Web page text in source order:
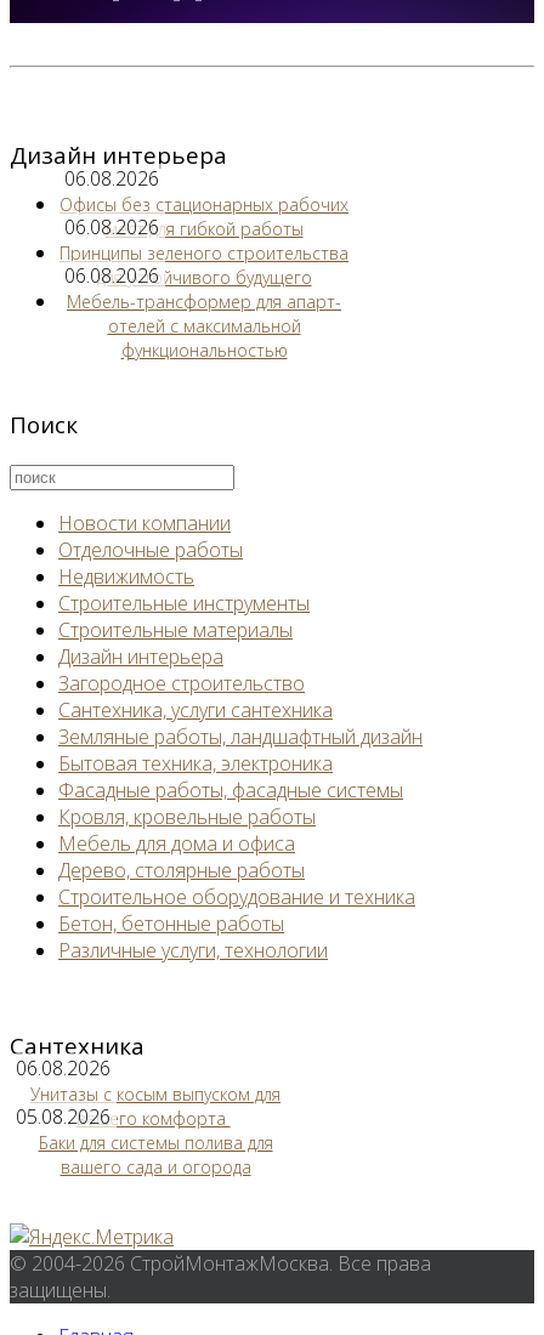
Дизайн интерьера
06.08.2026
Офисы без стационарных рабочих
мест для гибкой работы
06.08.2026
Принципы зеленого строительства
для устойчивого будущего
06.08.2026
Мебель-трансформер для апарт-
отелей с максимальной
функциональностью
Поиск
Новости компании
Отделочные работы
Недвижимость
Строительные инструменты
Строительные материалы
Дизайн интерьера
Загородное строительство
Сантехника, услуги сантехника
Земляные работы, ландшафтный дизайн
Бытовая техника, электроника
Фасадные работы, фасадные системы
Кровля, кровельные работы
Мебель для дома и офиса
Дерево, столярные работы
Строительное оборудование и техника
Бетон, бетонные работы
Различные услуги, технологии
Сантехника
06.08.2026
Унитазы с косым выпуском для
вашего комфорта
05.08.2026
Баки для системы полива для
вашего сада и огорода
© 2004-2026 СтройМонтажМосква. Все права
защищены.